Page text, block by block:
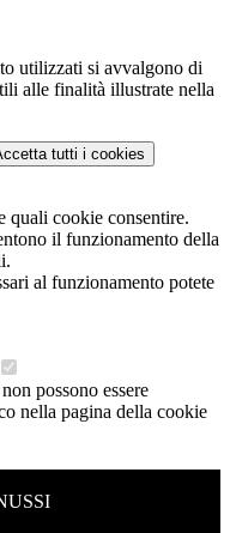
utilizzati si avvalgono di
alle finalità illustrate nella
tutti i cookies
quali cookie consentire.
il funzionamento della
al funzionamento potete
possono essere
nella pagina della cookie